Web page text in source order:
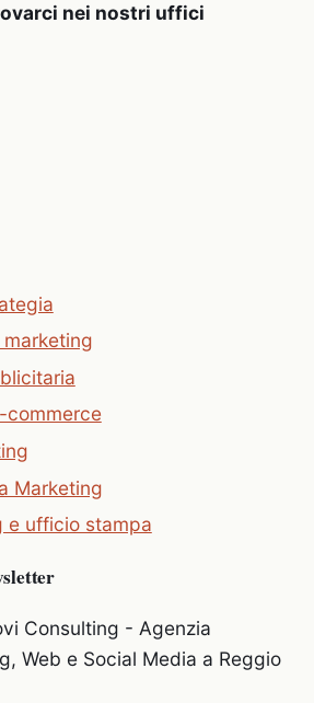
nei nostri uffici
commerce
Marketing
e ufficio stampa
Consulting - Agenzia
Web e Social Media a Reggio